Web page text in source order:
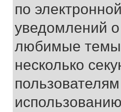
по
уведомлений
любимые темы
несколько